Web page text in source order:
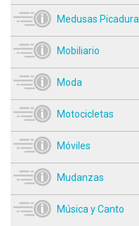
Medusas Picadura
Mobiliario
Moda
Motocicletas
Móviles
Mudanzas
Música y Canto